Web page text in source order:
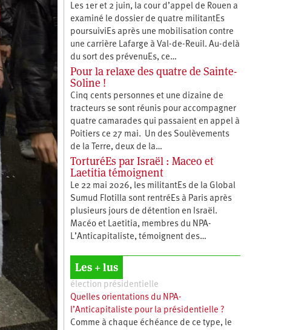
Les 1er et 2 juin, la cour d’appel de Rouen a
examiné le dossier de quatre militantEs
poursuiviEs après une mobilisation contre
une carrière Lafarge à Val-de-Reuil. Au-delà
du sort des prévenuEs, ce…
Pour la relaxe des quatre de Sainte-
Soline !
Cinq cents personnes et une dizaine de
tracteurs se sont réunis pour accompagner
quatre camarades qui passaient en appel à
Poitiers ce 27 mai. Un des Soulèvements
de la Terre, deux de la…
TorturéEs par Israël : Maceo et
Laetitia témoignent
Le 22 mai 2026, les militantEs de la Global
Sumud Flotilla sont rentréEs à Paris après
plusieurs jours de détention en Israël.
Macéo et Laetitia, membres du ‪NPA-
L’Anticapitaliste, témoignent des…
Les + lus
élection présidentielle
Quelles orientations du NPA-
l’Anticapitaliste pour la présidentielle ?
Comme à chaque échéance de ce type, le